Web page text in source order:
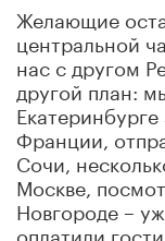
Желающие
центральной
нас с другом
другой план:
Франции,
Сочи,
Москве,
Новгороде –
оплатили